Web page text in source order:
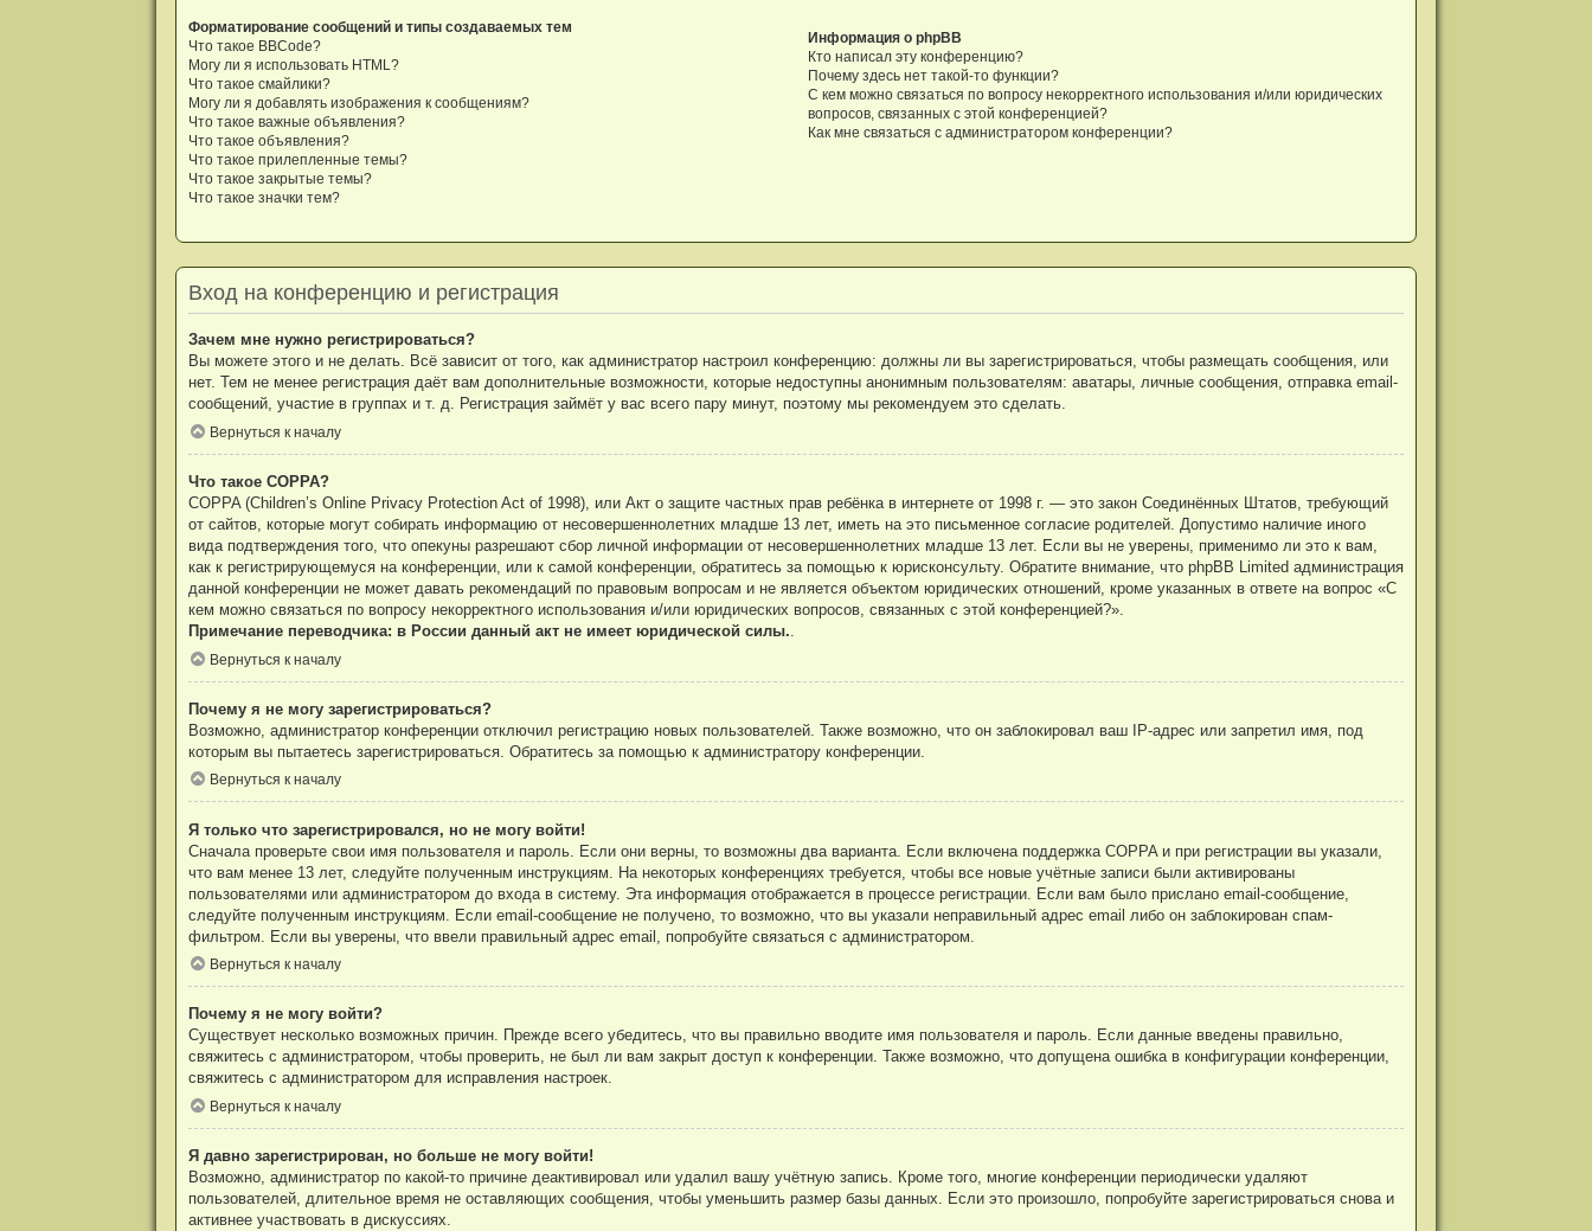
Форматирование сообщений и типы создаваемых тем
Что такое BBCode?
Могу ли я использовать HTML?
Что такое смайлики?
Могу ли я добавлять изображения к сообщениям?
Что такое важные объявления?
Что такое объявления?
Что такое прилепленные темы?
Что такое закрытые темы?
Что такое значки тем?
Информация о phpBB
Кто написал эту конференцию?
Почему здесь нет такой-то функции?
С кем можно связаться по вопросу некорректного использования и/или юридических
вопросов, связанных с этой конференцией?
Как мне связаться с администратором конференции?
Вход на конференцию и регистрация
Зачем мне нужно регистрироваться?
Вы можете этого и не делать. Всё зависит от того, как администратор настроил конференцию: должны ли вы зарегистрироваться, чтобы размещать сообщения, или
нет. Тем не менее регистрация даёт вам дополнительные возможности, которые недоступны анонимным пользователям: аватары, личные сообщения, отправка email-
сообщений, участие в группах и т. д. Регистрация займёт у вас всего пару минут, поэтому мы рекомендуем это сделать.
Вернуться к началу
Что такое COPPA?
COPPA (Children’s Online Privacy Protection Act of 1998), или Акт о защите частных прав ребёнка в интернете от 1998 г. — это закон Соединённых Штатов, требующий
от сайтов, которые могут собирать информацию от несовершеннолетних младше 13 лет, иметь на это письменное согласие родителей. Допустимо наличие иного
вида подтверждения того, что опекуны разрешают сбор личной информации от несовершеннолетних младше 13 лет. Если вы не уверены, применимо ли это к вам,
как к регистрирующемуся на конференции, или к самой конференции, обратитесь за помощью к юрисконсульту. Обратите внимание, что phpBB Limited администрация
данной конференции не может давать рекомендаций по правовым вопросам и не является объектом юридических отношений, кроме указанных в ответе на вопрос «С
кем можно связаться по вопросу некорректного использования и/или юридических вопросов, связанных с этой конференцией?».
Примечание переводчика: в России данный акт не имеет юридической силы.
Вернуться к началу
Почему я не могу зарегистрироваться?
Возможно, администратор конференции отключил регистрацию новых пользователей. Также возможно, что он заблокировал ваш IP-адрес или запретил имя, под
которым вы пытаетесь зарегистрироваться. Обратитесь за помощью к администратору конференции.
Вернуться к началу
Я только что зарегистрировался, но не могу войти!
Сначала проверьте свои имя пользователя и пароль. Если они верны, то возможны два варианта. Если включена поддержка COPPA и при регистрации вы указали,
что вам менее 13 лет, следуйте полученным инструкциям. На некоторых конференциях требуется, чтобы все новые учётные записи были активированы
пользователями или администратором до входа в систему. Эта информация отображается в процессе регистрации. Если вам было прислано email-сообщение,
следуйте полученным инструкциям. Если email-сообщение не получено, то возможно, что вы указали неправильный адрес email либо он заблокирован спам-
фильтром. Если вы уверены, что ввели правильный адрес email, попробуйте связаться с администратором.
Вернуться к началу
Почему я не могу войти?
Существует несколько возможных причин. Прежде всего убедитесь, что вы правильно вводите имя пользователя и пароль. Если данные введены правильно,
свяжитесь с администратором, чтобы проверить, не был ли вам закрыт доступ к конференции. Также возможно, что допущена ошибка в конфигурации конференции,
свяжитесь с администратором для исправления настроек.
Вернуться к началу
Я давно зарегистрирован, но больше не могу войти!
Возможно, администратор по какой-то причине деактивировал или удалил вашу учётную запись. Кроме того, многие конференции периодически удаляют
пользователей, длительное время не оставляющих сообщения, чтобы уменьшить размер базы данных. Если это произошло, попробуйте зарегистрироваться снова и
активнее участвовать в дискуссиях.